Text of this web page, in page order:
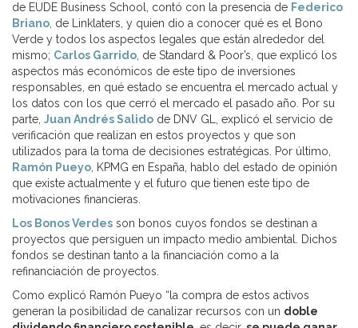
de EUDE Business School, contó con la presencia de Federico
Briano , de Linklaters, y quien dio a conocer qué es el Bono
Verde y todos los aspectos legales que están alrededor del
mismo; Carlos Garrido , de Standard & Poor’s, que explicó los
aspectos más económicos de este tipo de inversiones
responsables, en qué estado se encuentra el mercado actual y
los datos con los que cerró el mercado el pasado año. Por su
parte, Juan Andrés Salido de DNV GL, explicó el servicio de
verificación que realizan en estos proyectos y que son
utilizados para la toma de decisiones estratégicas. Por último,
Ramón Pueyo , KPMG en España, hablo del estado de opinión
que existe actualmente y el futuro que tienen este tipo de
motivaciones financieras.
Los Bonos Verdes son bonos cuyos fondos se destinan a
proyectos que persiguen un impacto medio ambiental. Dichos
fondos se destinan tanto a la financiación como a la
refinanciación de proyectos.
Como explicó Ramón Pueyo “la compra de estos activos
generan la posibilidad de canalizar recursos con un doble